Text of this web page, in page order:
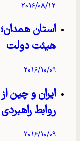
2016/08/12
استان
هیئت دولت
2016/10/09
ایران و چین
روابط
2016/10/09